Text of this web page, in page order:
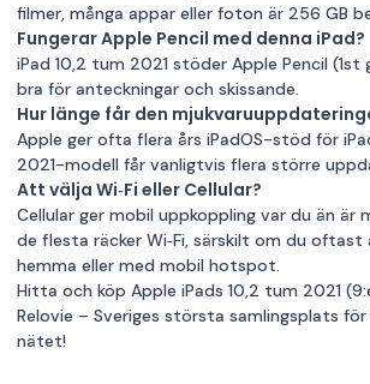
filmer, många appar eller foton är 256 GB
Fungerar Apple Pencil med denna iPad?
iPad 10,2 tum 2021 stöder Apple Pencil
bra för anteckningar och skissande.
Hur länge får den
Apple ger ofta flera års iPadOS-stöd för
2021-modell får vanligtvis flera större
Att välja Wi‑Fi eller Cellular?
Cellular ger mobil uppkoppling var du än är
de flesta räcker Wi‑Fi, särskilt om du oftast
hemma eller med mobil hotspot.
Hitta och köp Apple iPads 10,2 tum 2021
Relovie – Sveriges största samlingsplats
nätet!